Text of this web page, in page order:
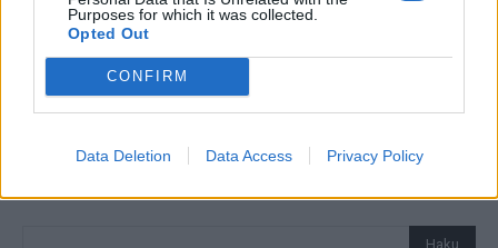
Purposes for which it was collected.
Opted Out
CONFIRM
Data Deletion Data Access Privacy Policy